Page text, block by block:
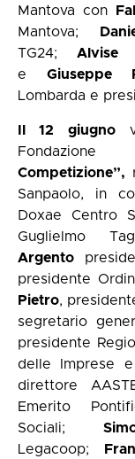
Mantova con
Mantova;
TG24; Alvise
e Giuseppe
Lombarda e
Il 12 giugno
Competizione”,
Sanpaolo, in
Doxae Centro
Guglielmo
Argento
presidente
Pietro,
segretario
presidente
delle Imprese
direttore
Emerito
Sociali;
Legacoop;